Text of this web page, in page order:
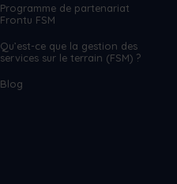
Programme de partenariat
Frontu FSM
Qu’est-ce que la gestion des
services sur le terrain (FSM) ?
Blog